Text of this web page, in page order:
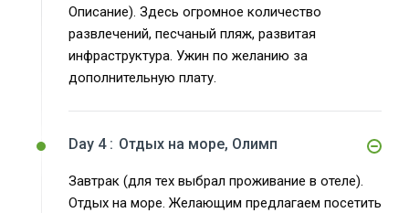
Описание). Здесь огромное количество
развлечений, песчаный пляж, развитая
инфраструктура. Ужин по желанию за
дополнительную плату.
Day 4 : Отдых на море, Олимп
Завтрак (для тех выбрал проживание в отеле).
Отдых на море. Желающим предлагаем посетить